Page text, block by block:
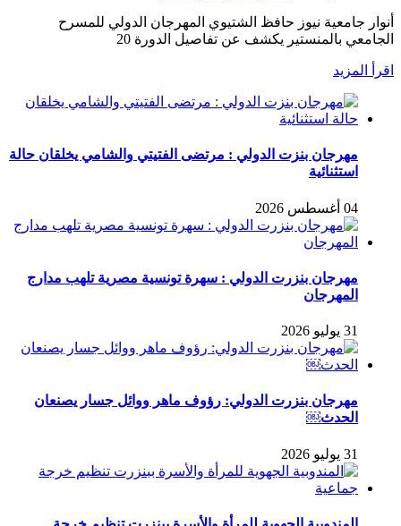
أنوار جامعية نيوز حافظ الشتيوي المهرجان الدولي للمسرح
الجامعي بالمنستير يكشف عن تفاصيل الدورة 20
اقرأ المزيد
مهرجان بنزت الدولي : مرتضى الفتيتي والشامي يخلقان حالة
استثنائية
04 أغسطس 2026
مهرجان بنزرت الدولي : سهرة تونسية مصرية تلهب مدارج
المهرجان
31 يوليو 2026
مهرجان بنزرت الدولي: رؤوف ماهر ووائل جسار يصنعان
الحدث￼
31 يوليو 2026